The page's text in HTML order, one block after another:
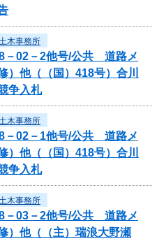
木事務所
－02－2他号/公共 道路メ
）他（（国）418号）合川
争入札
木事務所
－02－1他号/公共 道路メ
）他（（国）418号）合川
争入札
木事務所
－03－2他号/公共 道路メ
）他（（主）瑞浪大野瀬